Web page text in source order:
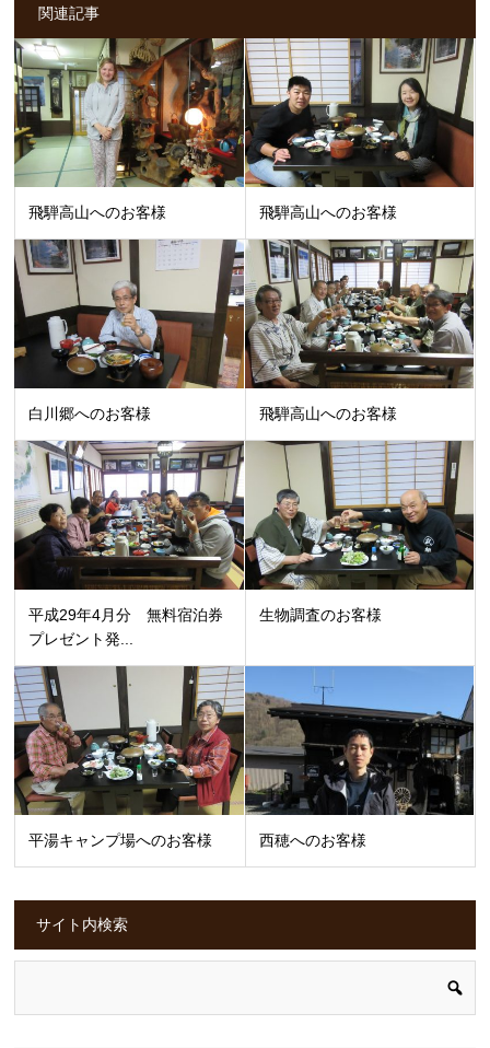
関連記事
飛騨高山へのお客様 飛騨高山へのお客様
白川郷へのお客様 飛騨高山へのお客様
平成29年4月分 無料宿泊券
プレゼント発...
生物調査のお客様
平湯キャンプ場へのお客様 西穂へのお客様
サイト内検索